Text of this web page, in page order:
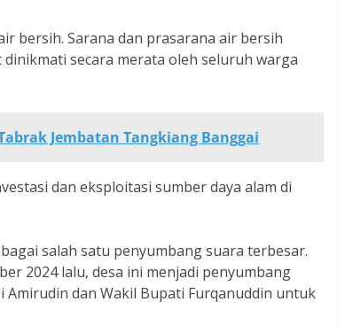
bersih. Sarana dan prasarana air bersih
secara merata oleh seluruh warga
Jembatan Tangkiang Banggai
dan eksploitasi sumber daya alam di
salah satu penyumbang suara terbesar.
2024 lalu, desa ini menjadi penyumbang
dan Wakil Bupati Furqanuddin untuk